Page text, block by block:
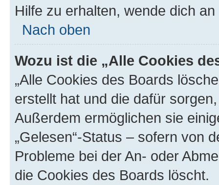
Hilfe zu erhalten, wende dich
Nach oben
Wozu ist die „Alle Cookies
„Alle Cookies des Boards
erstellt hat und die dafür
Außerdem ermöglichen sie
„Gelesen“-Status – sofern von
Probleme bei der An- oder
die Cookies des Boards löscht.